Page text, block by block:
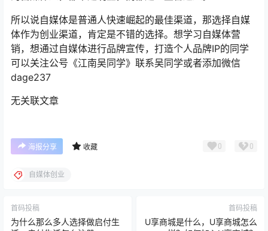
所以说自媒体是普通人快速崛起的最佳渠道，那选择自媒
体作为创业渠道，肯定是不错的选择。想学习自媒体营
销，想通过自媒体进行品牌宣传，打造个人品牌IP的同学
可以关注公号《江南吴同学》联系吴同学或者添加微信
dage237
无关联文章
海报分享 收藏 0 0
自媒体创业
首码投稿
为什么那么多人选择做启付生
首码投稿
U享商城是什么，U享商城怎么